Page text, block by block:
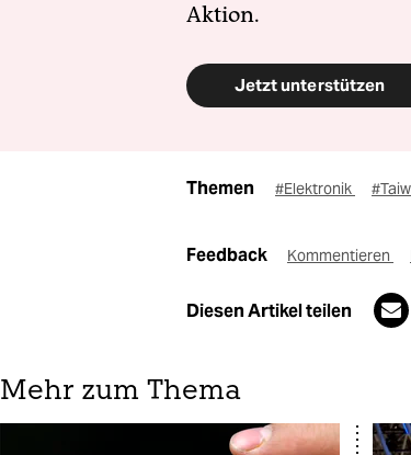
Aktion.
Jetzt unterstützen
Themen #Elektronik
Feedback Kommentieren
Diesen Artikel teilen
Mehr zum Thema